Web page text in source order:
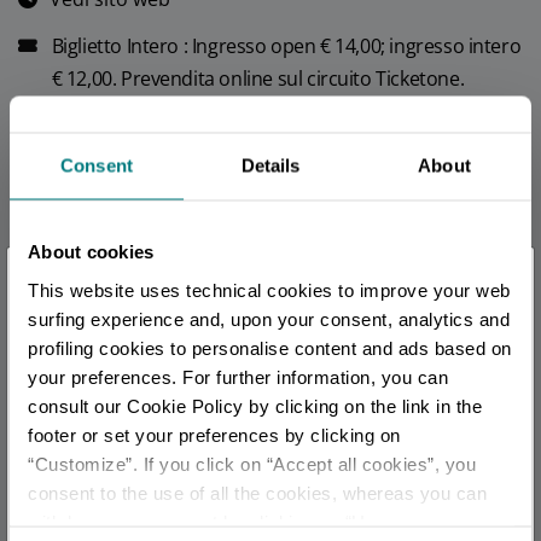
Consent Details About
About cookies
This website uses technical cookies to improve your web
surfing experience and, upon your consent, analytics and
profiling cookies to personalise content and ads based on
your preferences. For further information, you can
consult our Cookie Policy by clicking on the link in the
footer or set your preferences by clicking on
“Customize”. If you click on “Accept all cookies”, you
consent to the use of all the cookies, whereas you can
Biglietto Intero : Ingresso open € 14,00; ingresso intero
€ 12,00. Prevendita online sul circuito Ticketone.
CONTATTI
CALENDARIO
August 2026
S M T W T F S
1
2
4 6
9
10 11 12 13 14
15
×
Sei arrivato in ritardo. ..
Per rimanere aggiornato
SCOPRI TUTTI GLI EVENTI